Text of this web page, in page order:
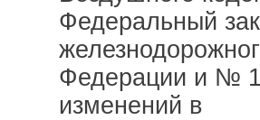
Федеральный
Федерации и №
изменений в